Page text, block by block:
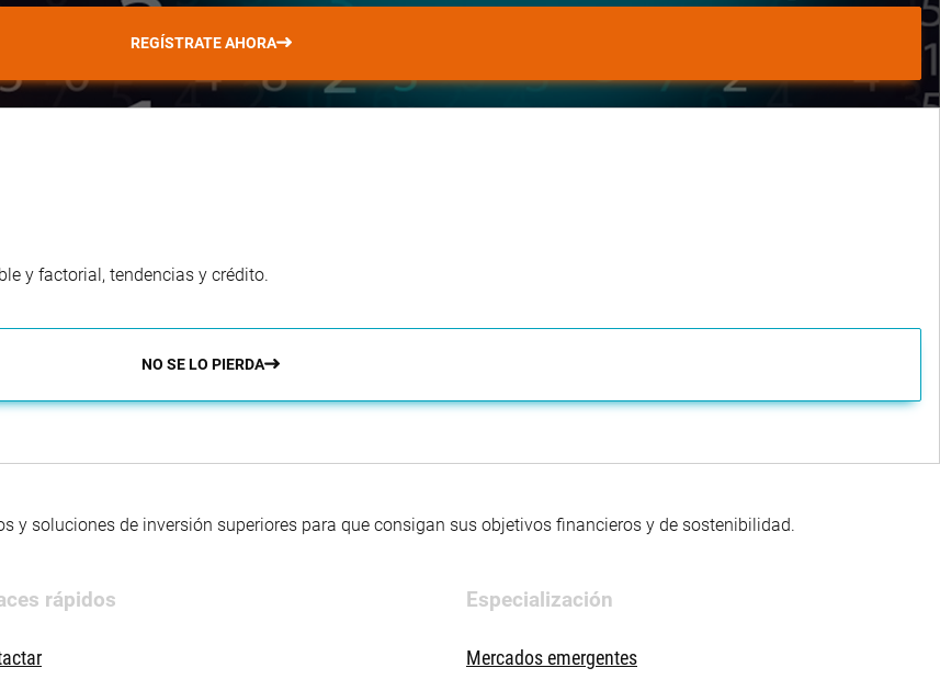
REGÍSTRATE AHORA
y factorial, tendencias y crédito.
NO SE LO PIERDA
y soluciones de inversión superiores para que consigan sus objetivos financieros y de sostenibilidad.
rápidos Especialización
Mercados emergentes